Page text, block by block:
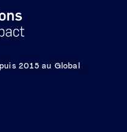
2015 au Global